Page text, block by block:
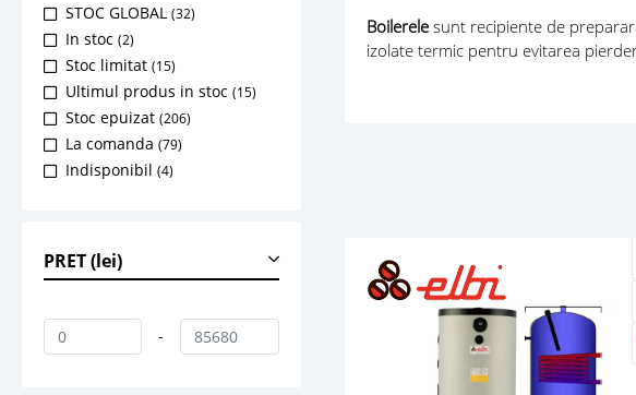
STOC GLOBAL (32)
In stoc (2)
Stoc limitat (15)
Ultimul produs in stoc (15)
Stoc epuizat (206)
La comanda (79)
Indisponibil (4)
PRET (lei)
-
Boilerelesunt recipiente de
izolate termic pentru evitarea